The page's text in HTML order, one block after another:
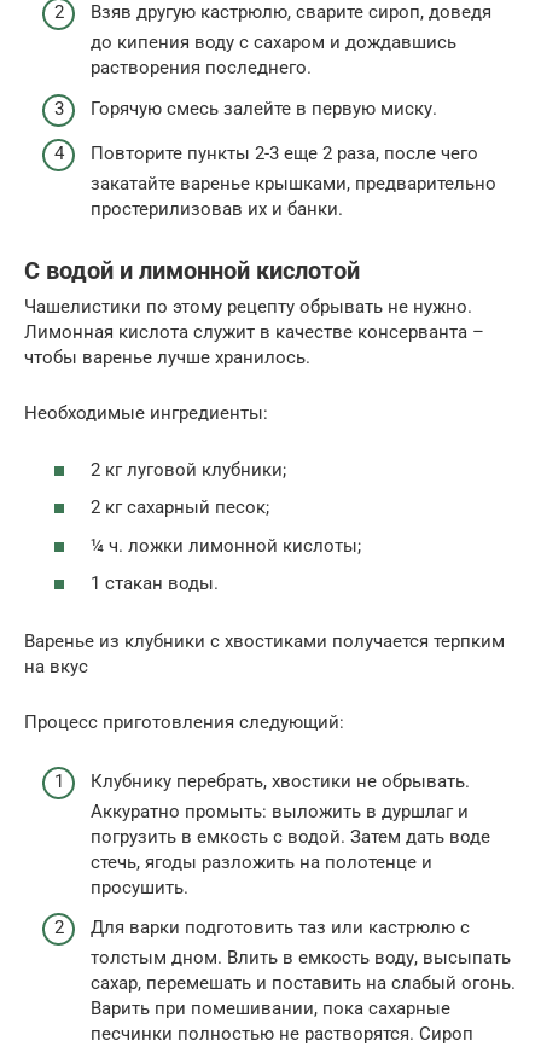
Взяв другую кастрюлю, сварите сироп, доведя
до кипения воду с сахаром и дождавшись
растворения последнего.
Горячую смесь залейте в первую миску.
Повторите пункты 2-3 еще 2 раза, после чего
закатайте варенье крышками, предварительно
простерилизовав их и банки.
С водой и лимонной кислотой
Чашелистики по этому рецепту обрывать не нужно.
Лимонная кислота служит в качестве консерванта –
чтобы варенье лучше хранилось.
Необходимые ингредиенты:
2 кг луговой клубники;
2 кг сахарный песок;
¼ ч. ложки лимонной кислоты;
1 стакан воды.
Варенье из клубники с хвостиками получается терпким
на вкус
Процесс приготовления следующий:
Клубнику перебрать, хвостики не обрывать.
Аккуратно промыть: выложить в дуршлаг и
погрузить в емкость с водой. Затем дать воде
стечь, ягоды разложить на полотенце и
просушить.
Для варки подготовить таз или кастрюлю с
толстым дном. Влить в емкость воду, высыпать
сахар, перемешать и поставить на слабый огонь.
Варить при помешивании, пока сахарные
песчинки полностью не растворятся. Сироп